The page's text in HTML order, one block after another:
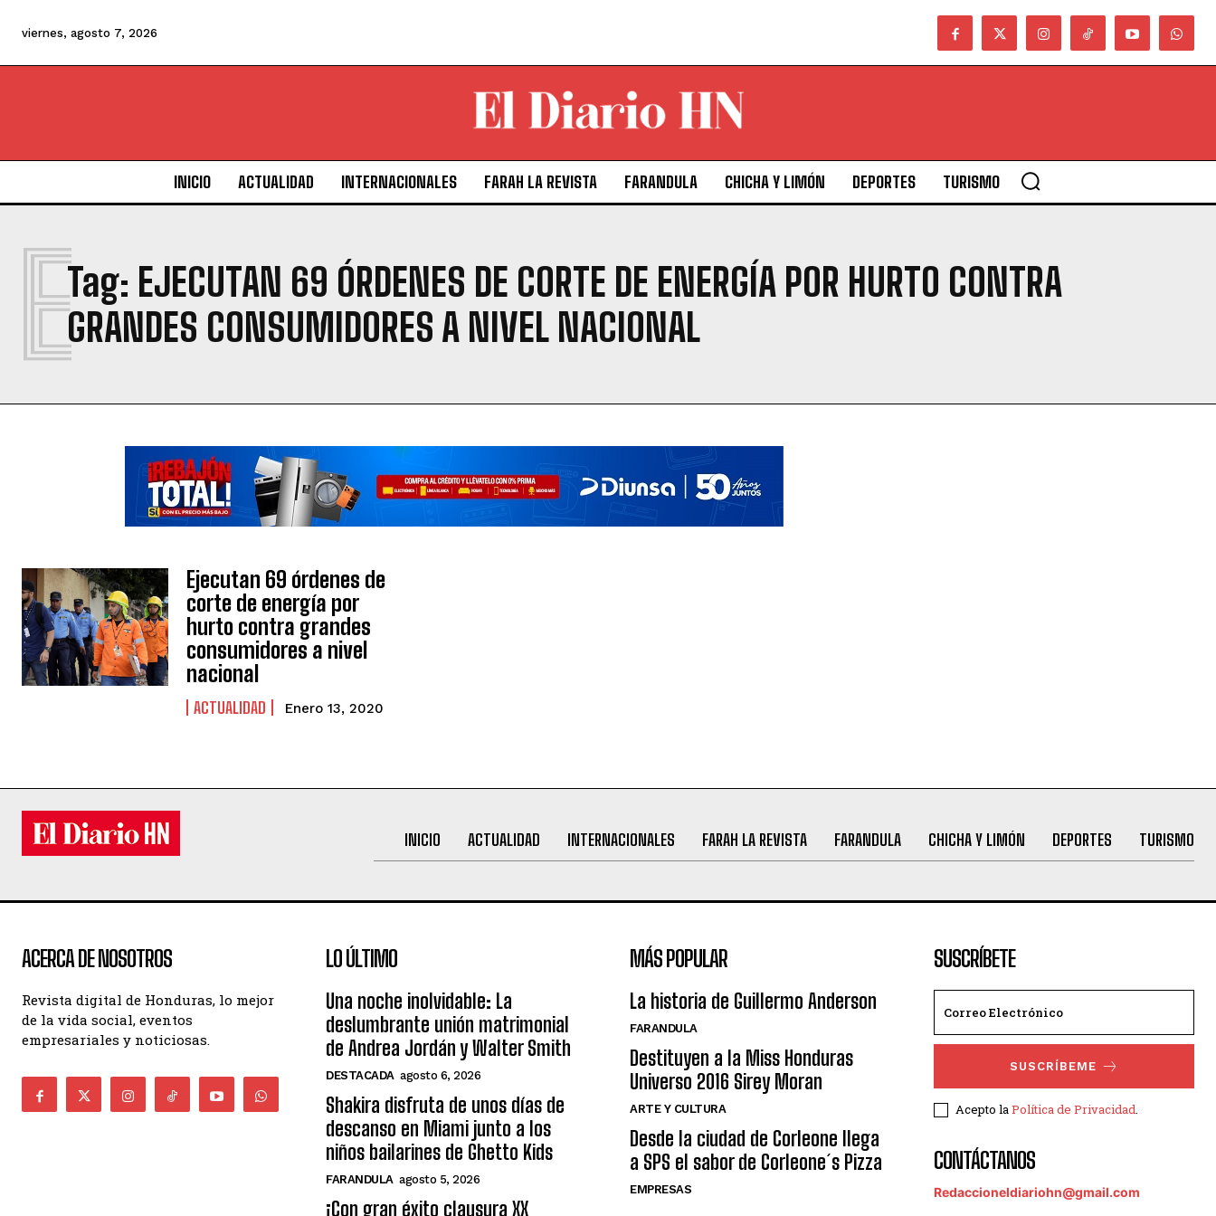
viernes, agosto 7, 2026
INICIO ACTUALIDAD INTERNACIONALES FARAH LA REVISTA FARANDULA CHICHA Y LIMÓN DEPORTES TURISMO
Tag: EJECUTAN 69 ÓRDENES DE CORTE DE ENERGÍA POR HURTO CONTRA
GRANDES CONSUMIDORES A NIVEL NACIONAL
E
Ejecutan 69 órdenes de
corte de energía por
hurto contra grandes
consumidores a nivel
nacional
ACTUALIDAD Enero 13, 2020
INICIO ACTUALIDAD INTERNACIONALES FARAH LA REVISTA FARANDULA CHICHA Y LIMÓN DEPORTES TURISMO
ACERCA DE NOSOTROS
Revista digital de Honduras, lo mejor
de la vida social, eventos
empresariales y noticiosas.
LO ÚLTIMO
Una noche inolvidable: La
deslumbrante unión matrimonial
de Andrea Jordán y Walter Smith
DESTACADA agosto 6, 2026
Shakira disfruta de unos días de
descanso en Miami junto a los
niños bailarines de Ghetto Kids
FARANDULA agosto 5, 2026
¡Con gran éxito clausura XX
MÁS POPULAR
La historia de Guillermo Anderson
FARANDULA
Destituyen a la Miss Honduras
Universo 2016 Sirey Moran
ARTE Y CULTURA
Desde la ciudad de Corleone llega
a SPS el sabor de Corleone´s Pizza
EMPRESAS
SUSCRÍBETE
SUSCRÍBEME
Acepto laPolítica de Privacidad.
CONTÁCTANOS
Redaccioneldiariohn@gmail.com